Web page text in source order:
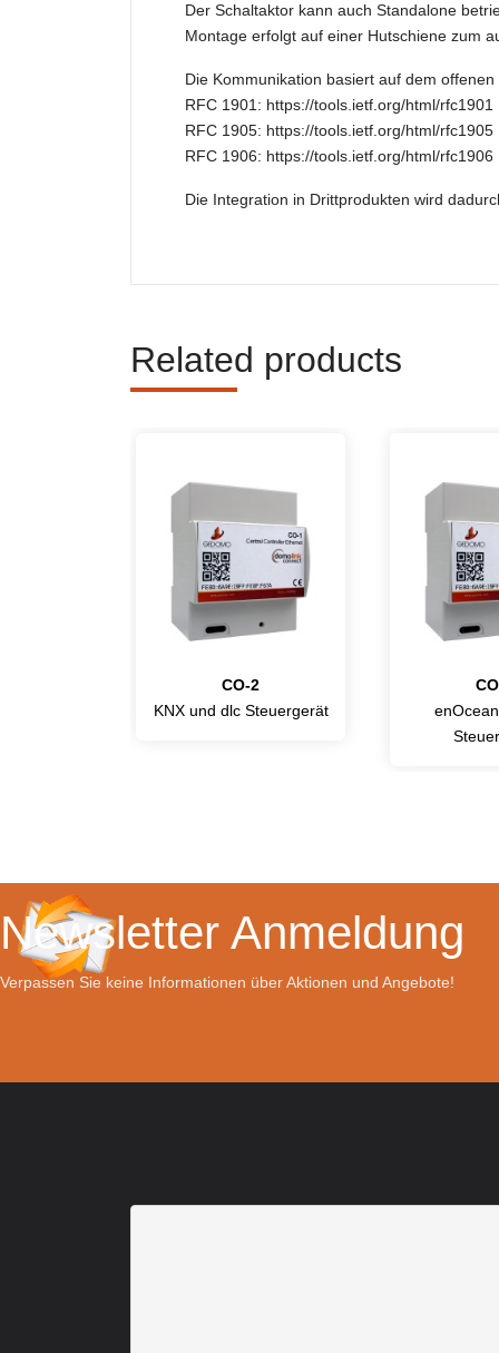
Der Schaltaktor kann auch Standalone
Montage erfolgt auf einer Hutschiene zum
Die Kommunikation basiert auf dem
RFC 1901: https://tools.ietf.org/html/rfc1901
RFC 1905: https://tools.ietf.org/html/rfc1905
RFC 1906: https://tools.ietf.org/html/rfc1906
Die Integration in Drittprodukten wird
Related products
CO-2
KNX und dlc Steuergerät
Newsletter Anmeldung
Verpassen Sie keine Informationen über Aktionen und Angebote!